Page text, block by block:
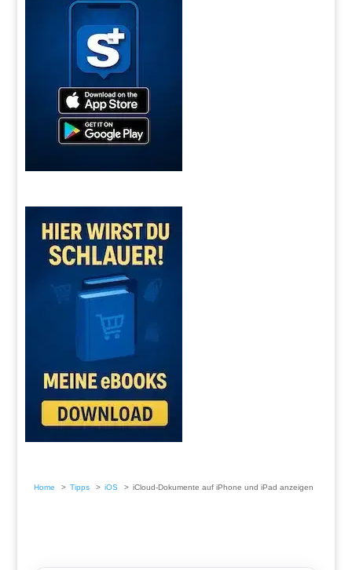
Home Tipps iOS iCloud-Dokumente auf iPhone und iPad anzeigen